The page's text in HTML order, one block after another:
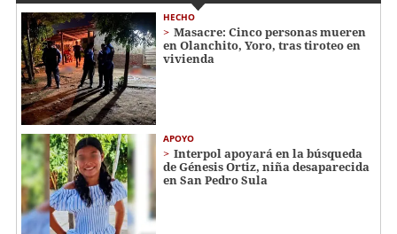
HECHO
Masacre: Cinco personas mueren
en Olanchito, Yoro, tras tiroteo en
vivienda
APOYO
Interpol apoyará en la búsqueda
de Génesis Ortiz, niña desaparecida
en San Pedro Sula